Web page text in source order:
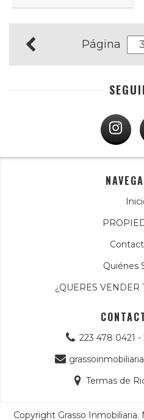
Página
Quiénes
¿QUERES
223 478 0421 -
Termas de
Copyright Grasso